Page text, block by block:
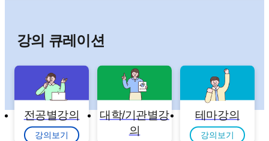
강의 큐레이션
전공별강의
강의보기
대학/기관별강
의
테마강의
강의보기